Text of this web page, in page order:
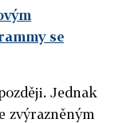
se
Jednak
zvýrazněným